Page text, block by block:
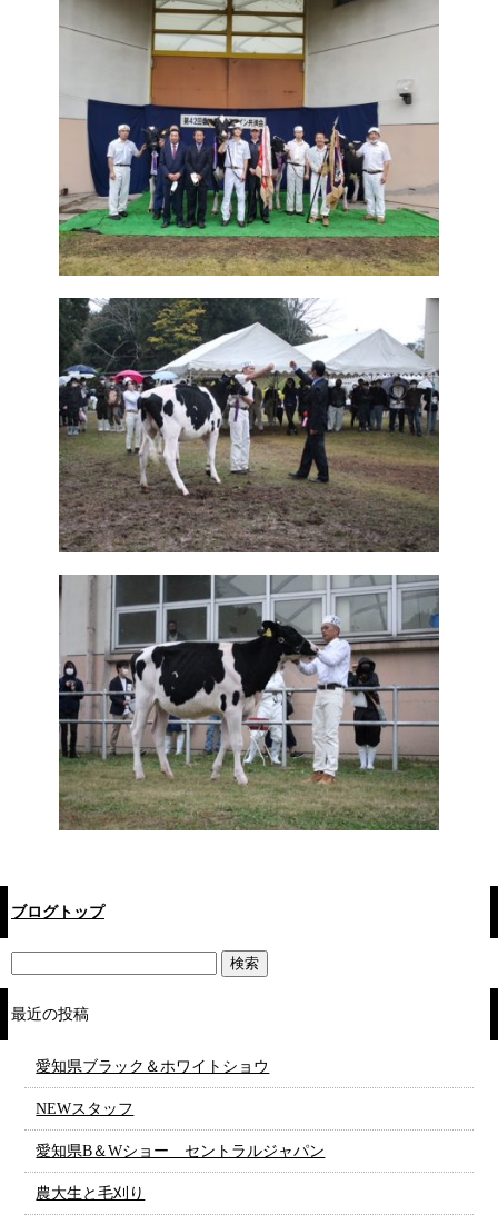
ブログトップ
最近の投稿
愛知県ブラック＆ホワイトショウ
NEWスタッフ
愛知県B＆Wショー セントラルジャパン
農大生と毛刈り